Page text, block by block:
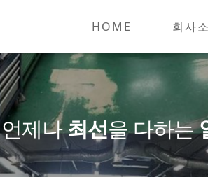
HOME 회사
언제나최선을 다하는